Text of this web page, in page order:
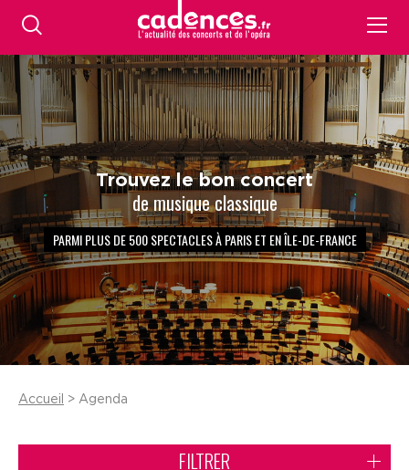
Trouvez le bon concert
de musique classique
PARMI PLUS DE 500 SPECTACLES À PARIS ET EN ÎLE-DE-FRANCE
Accueil > Agenda
FILTRER